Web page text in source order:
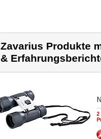
Zavarius Produkte
&
2